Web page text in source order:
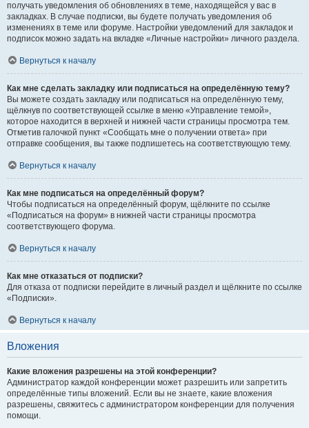
получать уведомления об обновлениях в теме, находящейся у вас в
закладках. В случае подписки, вы будете получать уведомления об
изменениях в теме или форуме. Настройки уведомлений для закладок и
подписок можно задать на вкладке «Личные настройки» личного раздела.
Вернуться к началу
Как мне сделать закладку или подписаться на определённую тему?
Вы можете создать закладку или подписаться на определённую тему,
щёлкнув по соответствующей ссылке в меню «Управление темой»,
которое находится в верхней и нижней части страницы просмотра тем.
Отметив галочкой пункт «Сообщать мне о получении ответа» при
отправке сообщения, вы также подпишетесь на соответствующую тему.
Вернуться к началу
Как мне подписаться на определённый форум?
Чтобы подписаться на определённый форум, щёлкните по ссылке
«Подписаться на форум» в нижней части страницы просмотра
соответствующего форума.
Вернуться к началу
Как мне отказаться от подписки?
Для отказа от подписки перейдите в личный раздел и щёлкните по ссылке
«Подписки».
Вернуться к началу
Вложения
Какие вложения разрешены на этой конференции?
Администратор каждой конференции может разрешить или запретить
определённые типы вложений. Если вы не знаете, какие вложения
разрешены, свяжитесь с администратором конференции для получения
помощи.